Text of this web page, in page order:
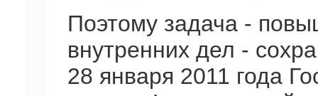
Поэтому задача -
внутренних дел -
28 января 2011 года